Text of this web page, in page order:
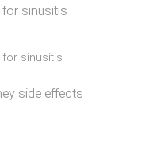
sinusitis
sinusitis
side effects